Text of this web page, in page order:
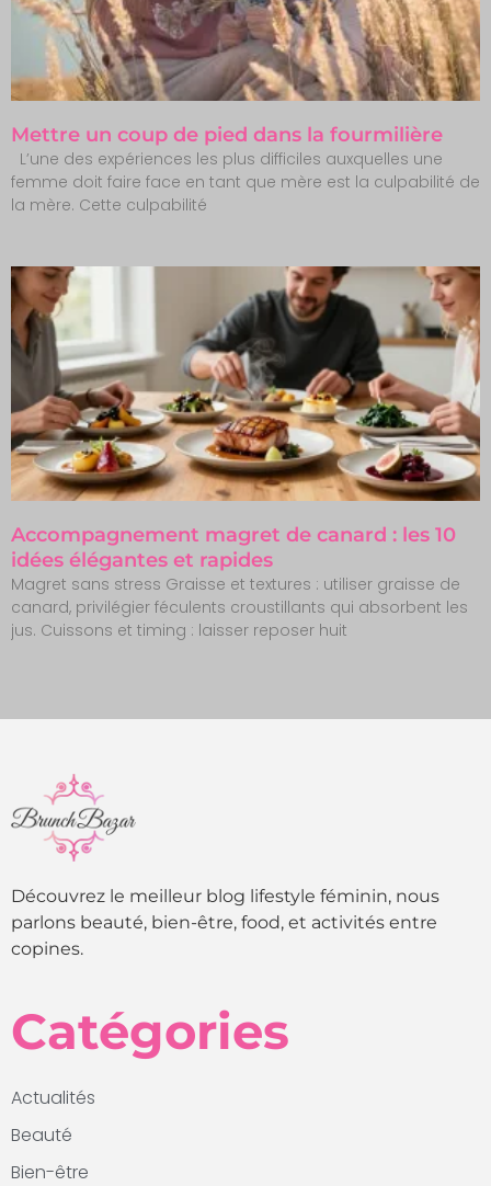
Mettre un coup de pied dans la fourmilière
L’une des expériences les plus difficiles auxquelles une
femme doit faire face en tant que mère est la culpabilité de
la mère. Cette culpabilité
Accompagnement magret de canard : les 10
idées élégantes et rapides
Magret sans stress Graisse et textures : utiliser graisse de
canard, privilégier féculents croustillants qui absorbent les
jus. Cuissons et timing : laisser reposer huit
Découvrez le meilleur blog lifestyle féminin, nous
parlons beauté, bien-être, food, et activités entre
copines.
Catégories
Actualités
Beauté
Bien-être